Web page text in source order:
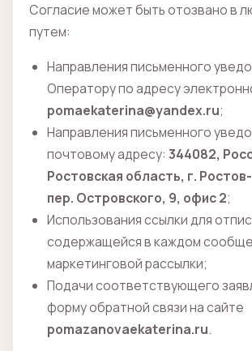
Согласие может быть отозвано в
путем:
Направления письменного
Оператору по адресу
pomaekaterina@yandex.ru;
Направления письменного
почтовому адресу: 344082,
Ростовская область, г.
пер. Островского, 9, офис 2;
Использования ссылки для
содержащейся в каждом
маркетинговой рассылки;
Подачи соответствующего
форму обратной связи на сайте
pomazanovaekaterina.ru.